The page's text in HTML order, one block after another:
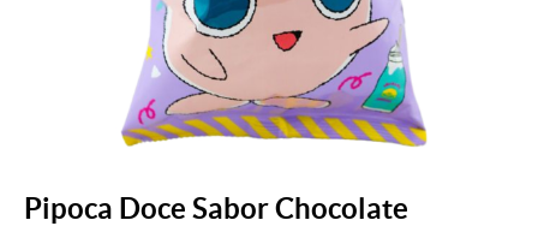
Pipoca Doce Sabor Chocolate